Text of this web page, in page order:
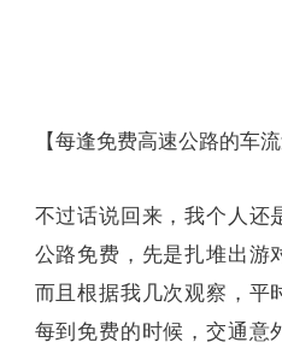
【每逢免费高速公路的车
不过话说回来，我个人还
公路免费，先是扎堆出游
而且根据我几次观察，平
每到免费的时候，交通意